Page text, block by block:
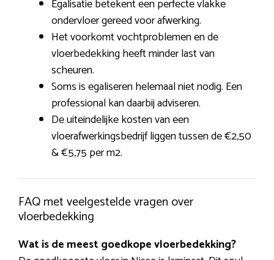
Egalisatie betekent een perfecte vlakke
ondervloer gereed voor afwerking.
Het voorkomt vochtproblemen en de
vloerbedekking heeft minder last van
scheuren.
Soms is egaliseren helemaal niet nodig. Een
professional kan daarbij adviseren.
De uiteindelijke kosten van een
vloerafwerkingsbedrijf liggen tussen de €2,50
& €5,75 per m2.
FAQ met veelgestelde vragen over
vloerbedekking
Wat is de meest goedkope vloerbedekking?